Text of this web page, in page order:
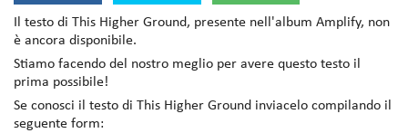
Il testo di This Higher Ground, presente nell'album Amplify, non
è ancora disponibile.
Stiamo facendo del nostro meglio per avere questo testo il
prima possibile!
Se conosci il testo di This Higher Ground inviacelo compilando il
seguente form: